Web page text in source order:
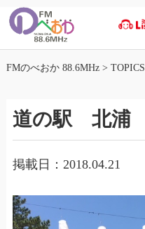
FMのべおか 88.6MHz> TOPICS
道の駅 北浦
掲載日：2018.04.21